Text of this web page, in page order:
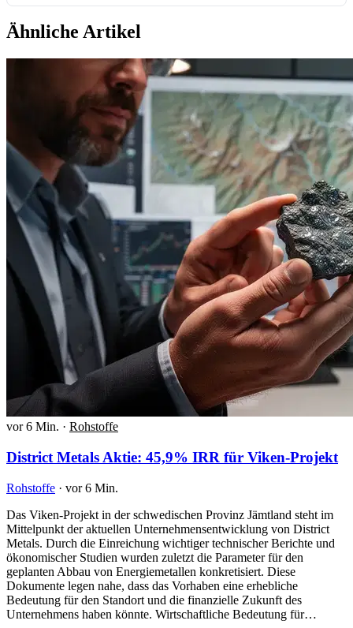
Ähnliche Artikel
vor 6 Min. · Rohstoffe
District Metals Aktie: 45,9% IRR für Viken-Projekt
Rohstoffe · vor 6 Min.
Das Viken-Projekt in der schwedischen Provinz Jämtland steht im
Mittelpunkt der aktuellen Unternehmensentwicklung von District
Metals. Durch die Einreichung wichtiger technischer Berichte und
ökonomischer Studien wurden zuletzt die Parameter für den
geplanten Abbau von Energiemetallen konkretisiert. Diese
Dokumente legen nahe, dass das Vorhaben eine erhebliche
Bedeutung für den Standort und die finanzielle Zukunft des
Unternehmens haben könnte. Wirtschaftliche Bedeutung für…